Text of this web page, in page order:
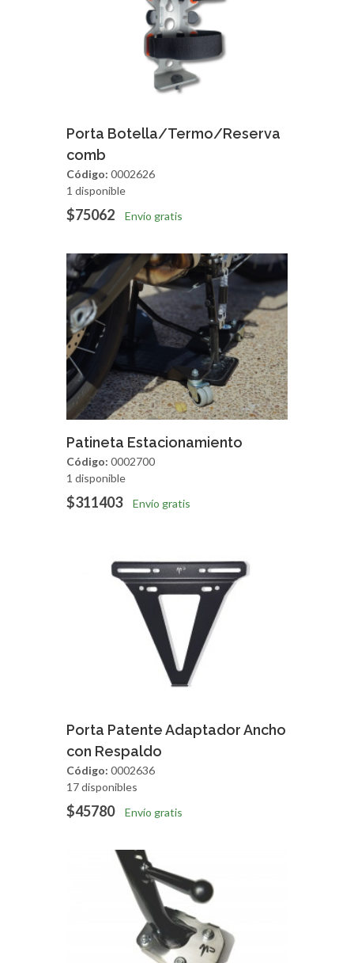
Agregar Vista Rapida
Porta Botella/Termo/Reserva
comb
Código: 0002626
1 disponible
$75062 Envío gratis
Agregar Vista Rapida
Patineta Estacionamiento
Código: 0002700
1 disponible
$311403 Envío gratis
Agregar Vista Rapida
Porta Patente Adaptador Ancho
con Respaldo
Código: 0002636
17 disponibles
$45780 Envío gratis